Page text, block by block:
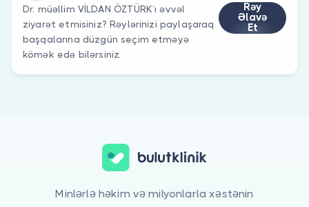
Dr. müəllim VİLDAN ÖZTÜRK’ı əvvəl
ziyarət etmisiniz? Rəylərinizi paylaşaraq
başqalarına düzgün seçim etməyə
kömək edə bilərsiniz.
Rəy
Əlavə
Et
Minlərlə həkim və milyonlarla xəstənin